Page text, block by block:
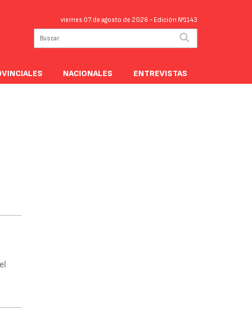
viernes 07 de agosto de 2026 - Edición Nº1143
NACIONALES ENTREVISTAS